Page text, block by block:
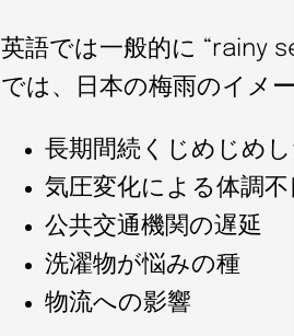
英語では一般的に “rainy
では、日本の梅雨のイメ
長期間続くじめじめ
気圧変化による体調不
公共交通機関の遅延
洗濯物が悩みの種
物流への影響